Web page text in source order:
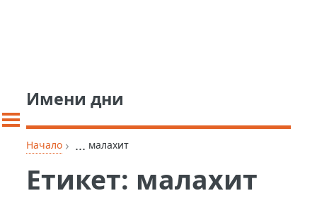
Имени дни
Начало › ... малахит
Етикет: малахит